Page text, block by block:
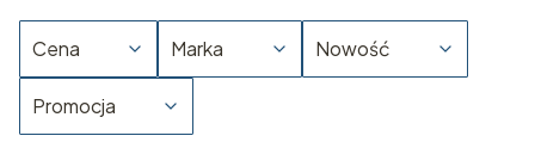
Cena Marka Nowość
Promocja